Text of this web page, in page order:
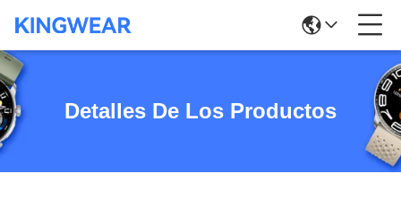
Detalles De Los Productos